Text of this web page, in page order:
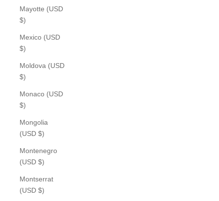
Mayotte (USD
$)
Mexico (USD
$)
Moldova (USD
$)
Monaco (USD
$)
Mongolia
(USD $)
Montenegro
(USD $)
Montserrat
(USD $)